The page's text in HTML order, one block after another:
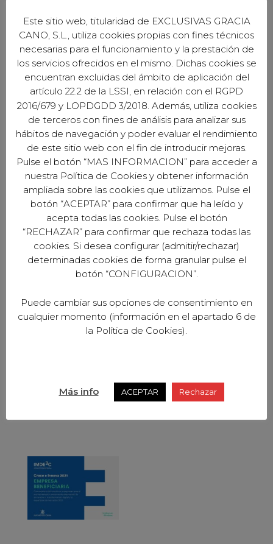
EXCLUSIVAS GARCÍA CANO S.L.
Avd. del Profesor Arnold J. Toynbee S/N
Naves 1, 3 y 4 - Córdoba (España)
Este sitio web, titularidad de EXCLUSIVAS GRACIA
CANO, S.L., utiliza cookies propias con fines técnicos
necesarias para el funcionamiento y la prestación de
los servicios ofrecidos en el mismo. Dichas cookies se
encuentran excluidas del ámbito de aplicación del
artículo 22.2 de la LSSI, en relación con el RGPD
2016/679 y LOPDGDD 3/2018. Además, utiliza cookies
de terceros con fines de análisis para analizar sus
hábitos de navegación y poder evaluar el rendimiento
de este sitio web con el fin de introducir mejoras.
Pulse el botón “MAS INFORMACION” para acceder a
nuestra Política de Cookies y obtener información
ampliada sobre las cookies que utilizamos. Pulse el
botón “ACEPTAR” para confirmar que ha leído y
acepta todas las cookies. Pulse el botón
“RECHAZAR” para confirmar que rechaza todas las
cookies. Si desea configurar (admitir/rechazar)
determinadas cookies de forma granular pulse el
botón “CONFIGURACION”.
Puede cambiar sus opciones de consentimiento en
cualquier momento (información en el apartado 6 de
la Política de Cookies).
Más info ACEPTAR Rechazar